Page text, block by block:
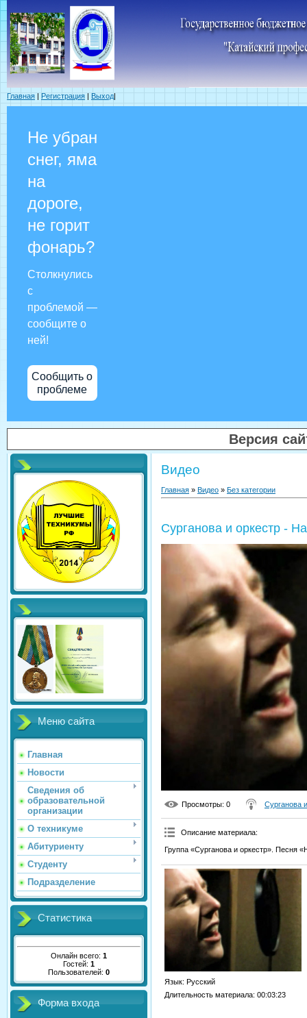
Главная | Регистрация | Выход|
Не убран
снег, яма
на
дороге,
не горит
фонарь?
Столкнулись
с
проблемой —
сообщите о
ней!
Сообщить о
проблеме
Версия
Меню сайта
Главная
Новости
Сведения об
образовательной
организации
О техникуме
Абитуриенту
Студенту
Подразделение
Статистика
Онлайн всего: 1
Гостей: 1
Пользователей: 0
Форма входа
Видео
Главная » Видео » Без категории
Сурганова и оркестр -
Просмотры: 0 Сурганова
Описание материала:
Группа «Сурганова и оркестр». Песня
Язык: Русский
Длительность материала: 00:03:23